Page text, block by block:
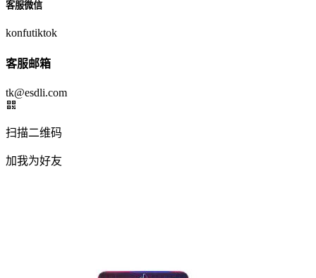
客服微信
konfutiktok
客服邮箱
tk@esdli.com
扫描二维码
加我为好友